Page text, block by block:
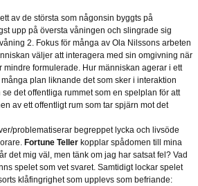
av de största som någonsin byggts på
upp på översta våningen och slingrade sig
2. Fokus för många av Ola Nilssons arbeten
väljer att interagera med sin omgivning när
mindre formulerade. Hur människan agerar i ett
plan liknande det som sker i interaktion
det offentliga rummet som en spelplan för att
av ett offentligt rum som tar spjärn mot det
problematiserar begreppet lycka och livsöde
Fortune Teller kopplar spådomen till mina
det mig väl, men tänk om jag har satsat fel? Vad
spelet som vet svaret. Samtidigt lockar spelet
klåfingrighet som upplevs som befriande: